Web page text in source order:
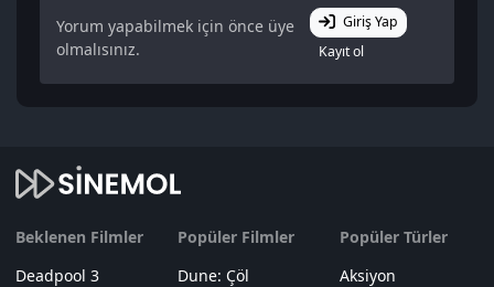
Yorum yapabilmek için önce üye
olmalısınız.
Giriş Yap
Kayıt ol
Beklenen Filmler
Deadpool 3
Popüler Filmler
Dune: Çöl
Popüler Türler
Aksiyon